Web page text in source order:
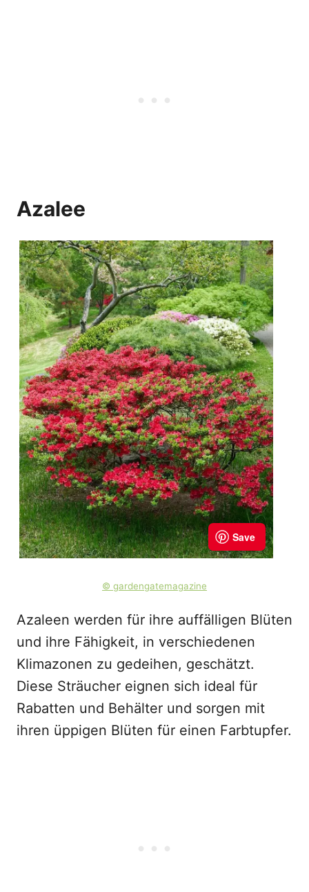
Azalee
© gardengatemagazine
Azaleen werden für ihre auffälligen Blüten
und ihre Fähigkeit, in verschiedenen
Klimazonen zu gedeihen, geschätzt.
Diese Sträucher eignen sich ideal für
Rabatten und Behälter und sorgen mit
ihren üppigen Blüten für einen Farbtupfer.